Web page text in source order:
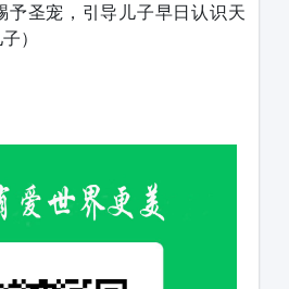
予圣宠，引导儿子早日认识天
）